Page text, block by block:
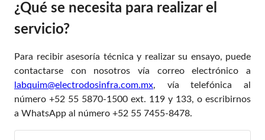
¿Qué se necesita para realizar el
servicio?
Para recibir asesoría técnica y realizar su ensayo, puede
contactarse con nosotros vía correo electrónico a
labquim@electrodosinfra.com.mx, vía telefónica al
número +52 55 5870-1500 ext. 119 y 133, o escribirnos
a WhatsApp al número +52 55 7455-8478.